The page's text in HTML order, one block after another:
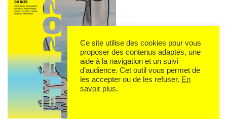
Ce site utilise des cookies pour vous
proposer des contenus adaptés, une
aide à la navigation et un suivi
d’audience. Cet outil vous permet de
les accepter ou de les refuser. En
savoir plus.